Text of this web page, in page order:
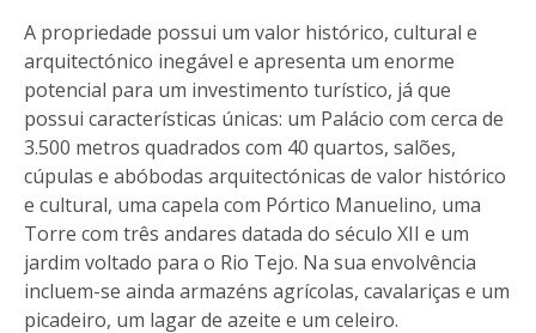
A propriedade possui um valor histórico, cultural e
arquitectónico inegável e apresenta um enorme
potencial para um investimento turístico, já que
possui características únicas: um Palácio com cerca de
3.500 metros quadrados com 40 quartos, salões,
cúpulas e abóbodas arquitectónicas de valor histórico
e cultural, uma capela com Pórtico Manuelino, uma
Torre com três andares datada do século XII e um
jardim voltado para o Rio Tejo. Na sua envolvência
incluem-se ainda armazéns agrícolas, cavalariças e um
picadeiro, um lagar de azeite e um celeiro.